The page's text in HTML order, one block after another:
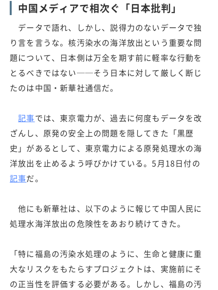
中国メディアで相次ぐ「日本批判」
データで語れ、しかし、説得力のないデータで独
り言を言うな。核汚染水の海洋放出という重要な問
題について、日本側は万全を期す前に軽率な行動を
とるべきではない──そう日本に対して厳しく断じ
たのは中国・新華社通信だ。
記事では、東京電力が、過去に何度もデータを改
ざんし、原発の安全上の問題を隠してきた「黒歴
史」があるとして、東京電力による原発処理水の海
洋放出を止めるよう呼びかけている。5月18日付の
記事だ。
他にも新華社は、以下のように報じて中国人民に
処理水海洋放出の危険性をあおり続けてきた。
「特に福島の汚染水処理のように、生命と健康に重
大なリスクをもたらすプロジェクトは、実施前にそ
の正当性を評価する必要がある。しかし、福島の汚